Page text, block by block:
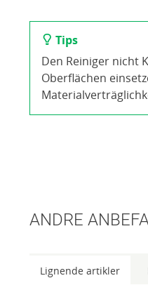
Tips
Den Reiniger nicht
Oberflächen
ANDRE
Lignende artikler